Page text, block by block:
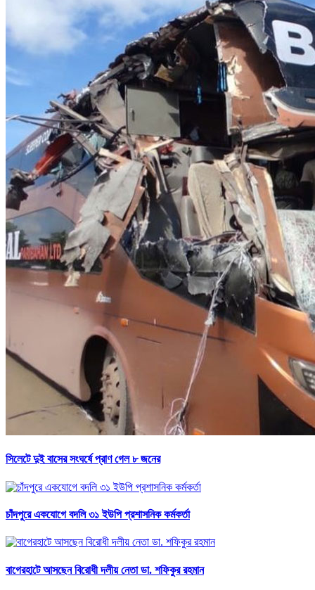
সিলেটে দুই বাসের সংঘর্ষে প্রাণ গেল ৮ জনের
চাঁদপুরে একযোগে বদলি ৩১ ইউপি প্রশাসনিক কর্মকর্তা
বাগেরহাটে আসছেন বিরোধী দলীয় নেতা ডা. শফিকুর রহমান